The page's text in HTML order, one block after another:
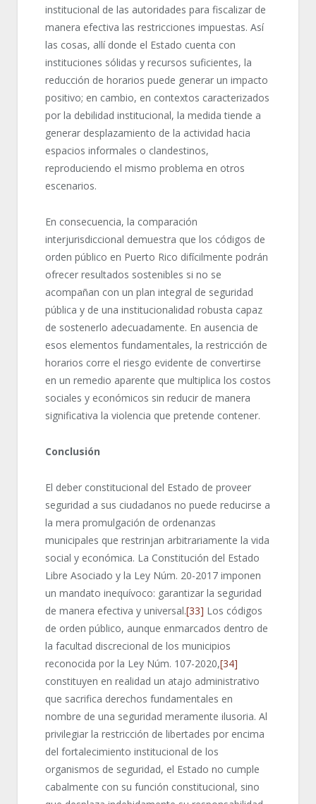
institucional de las autoridades para fiscalizar de
manera efectiva las restricciones impuestas. Así
las cosas, allí donde el Estado cuenta con
instituciones sólidas y recursos suficientes, la
reducción de horarios puede generar un impacto
positivo; en cambio, en contextos caracterizados
por la debilidad institucional, la medida tiende a
generar desplazamiento de la actividad hacia
espacios informales o clandestinos,
reproduciendo el mismo problema en otros
escenarios.
En consecuencia, la comparación
interjurisdiccional demuestra que los códigos de
orden público en Puerto Rico difícilmente podrán
ofrecer resultados sostenibles si no se
acompañan con un plan integral de seguridad
pública y de una institucionalidad robusta capaz
de sostenerlo adecuadamente. En ausencia de
esos elementos fundamentales, la restricción de
horarios corre el riesgo evidente de convertirse
en un remedio aparente que multiplica los costos
sociales y económicos sin reducir de manera
significativa la violencia que pretende contener.
Conclusión
El deber constitucional del Estado de proveer
seguridad a sus ciudadanos no puede reducirse a
la mera promulgación de ordenanzas
municipales que restrinjan arbitrariamente la vida
social y económica. La Constitución del Estado
Libre Asociado y la Ley Núm. 20-2017 imponen
un mandato inequívoco: garantizar la seguridad
de manera efectiva y universal.[33] Los códigos
de orden público, aunque enmarcados dentro de
la facultad discrecional de los municipios
reconocida por la Ley Núm. 107-2020,[34]
constituyen en realidad un atajo administrativo
que sacrifica derechos fundamentales en
nombre de una seguridad meramente ilusoria. Al
privilegiar la restricción de libertades por encima
del fortalecimiento institucional de los
organismos de seguridad, el Estado no cumple
cabalmente con su función constitucional, sino